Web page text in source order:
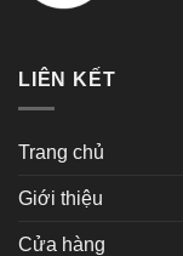
LIÊN KẾT
Trang chủ
Giới thiệu
Cửa hàng